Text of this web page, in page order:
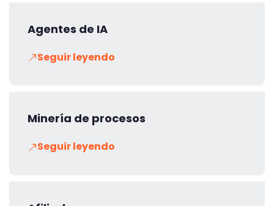
Agentes de IA
Seguir leyendo
Minería de procesos
Seguir leyendo